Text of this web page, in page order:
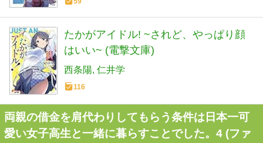
たかがアイドル! ~されど、やっぱり顔
はいい~ (電撃文庫)
西条陽 仁井学
116
両親の借金を肩代わりしてもらう条件は日本一可
愛い女子高生と一緒に暮らすことでした。4 (ファ